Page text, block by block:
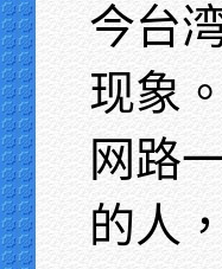
今台
现象
网路
的人